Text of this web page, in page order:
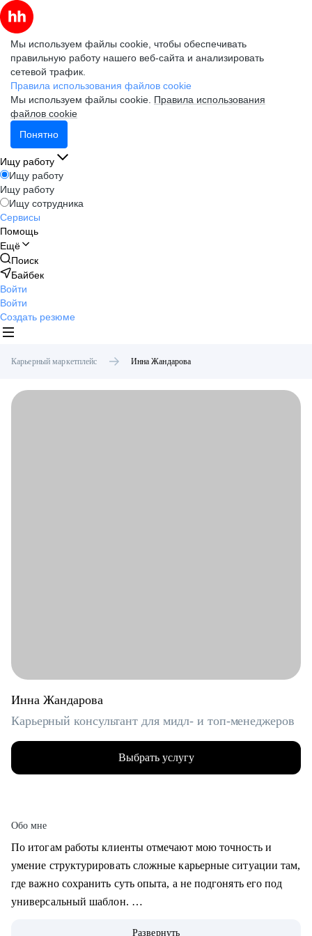
Мы используем файлы cookie, чтобы обеспечивать
правильную работу нашего веб-сайта и анализировать
сетевой трафик.
Правила использования файлов cookie
Мы используем файлы cookie. Правила использования
файлов cookie
Понятно
Ищу работу
Ищу работу
Ищу работу
Ищу сотрудника
Сервисы
Помощь
Ещё
Поиск
Байбек
Войти
Войти
Создать резюме
Карьерный маркетплейс Инна Жандарова
Инна Жандарова
Карьерный консультант для мидл- и топ-менеджеров
Выбрать услугу
Обо мне
По итогам работы клиенты отмечают мою точность и
умение структурировать сложные карьерные ситуации там,
где важно сохранить суть опыта, а не подгонять его под
универсальный шаблон.
Развернуть